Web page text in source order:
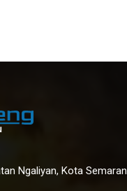
Ngaliyan, Kota